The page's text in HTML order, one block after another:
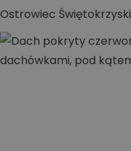
Ostrowiec Świętokrzyski